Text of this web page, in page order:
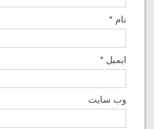
نام *
ایمیل *
وب‌ سایت